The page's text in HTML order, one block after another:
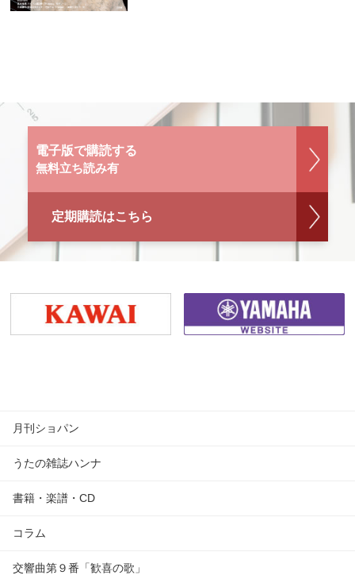
電子版で購読する
無料立ち読み有
定期購読はこちら
月刊ショパン
うたの雑誌ハンナ
書籍・楽譜・CD
コラム
交響曲第９番「歓喜の歌」